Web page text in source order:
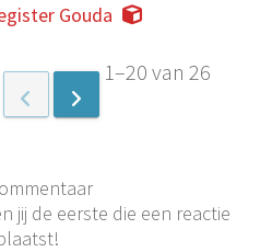
Gouda
1–20 van 26
jij de eerste die een reactie